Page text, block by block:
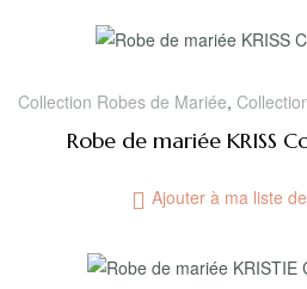
Collection Robes de Mariée,
Robe de mariée KRISS
Ajouter à ma liste